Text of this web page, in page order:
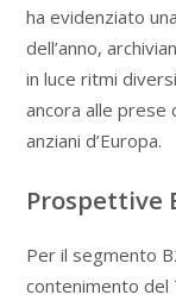
ha evidenziato
dell’anno,
in luce ritmi
ancora alle prese
anziani d’Europa.
Prospettive
Per il segmento
contenimento del